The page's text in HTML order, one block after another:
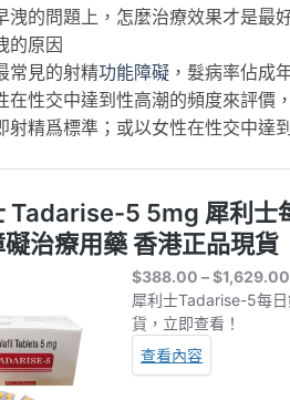
洩的問題上，怎麼治療效果才是最
原因
見的射精功能障礙 ，髮病率佔成
在性交中達到性高潮的頻度來評價
射精爲標準；或以女性在性交中達